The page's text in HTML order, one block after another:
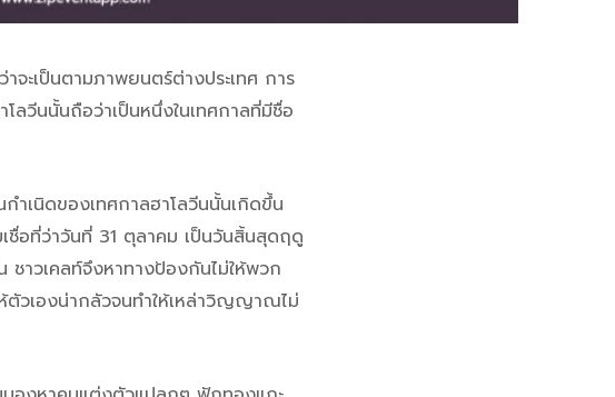
จะเป็นตามภาพยนตร์ต่างประเทศ การ
วีนนั้นถือว่าเป็นหนึ่งในเทศกาลที่มีชื่อ
ำเนิดของเทศกาลฮาโลวีนนั้นเกิดขึ้น
ชื่อที่ว่าวันที่ 31 ตุลาคม เป็นวันสิ้นสุดฤดู
ชาวเคลท์จึงหาทางป้องกันไม่ให้พวก
วเองน่ากลัวจนทำให้เหล่าวิญญาณไม่